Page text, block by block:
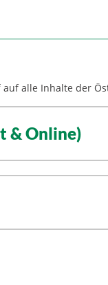
alle Inhalte der
& Online)